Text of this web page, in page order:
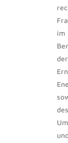
im
der
des